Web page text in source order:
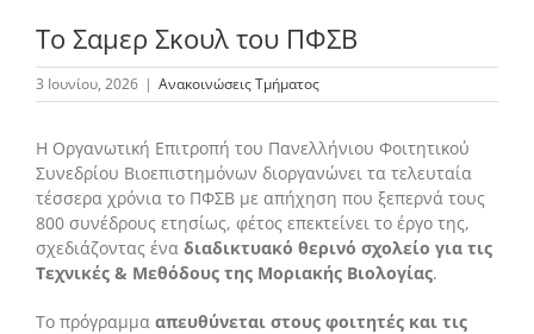
Το Τμήμα Βιολογίας
Μουσεία
Προπτυχιακές Σπουδές
Μεταπτυχιακές Σπουδές
Το Σαμερ Σκουλ του ΠΦΣΒ
3 Ιουνίου, 2026 | Ανακοινώσεις Τμήματος
Η Οργανωτική Επιτροπή του Πανελλήνιου Φοιτητικού
Συνεδρίου Βιοεπιστημόνων διοργανώνει τα τελευταία
τέσσερα χρόνια το ΠΦΣΒ με απήχηση που ξεπερνά τους
800 συνέδρους ετησίως, φέτος επεκτείνει το έργο της,
σχεδιάζοντας ένα διαδικτυακό θερινό σχολείο για τις
Τεχνικές & Μεθόδους της Μοριακής Βιολογίας.
Το πρόγραμμα απευθύνεται στους φοιτητές και τις